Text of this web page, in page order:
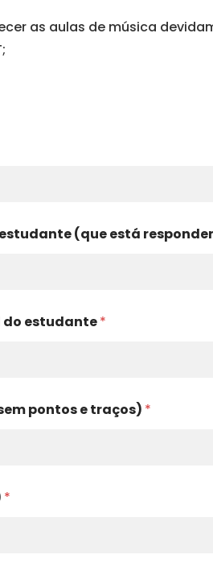
as aulas de música
(que está
do estudante*
pontos e traços) *
*